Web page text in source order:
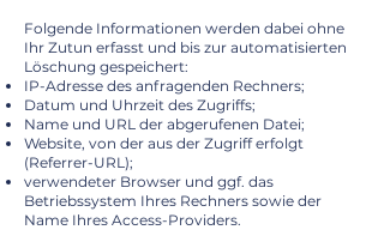
Folgende Informationen werden dabei ohne
Ihr Zutun erfasst und bis zur automatisierten
Löschung gespeichert:
IP-Adresse des anfragenden Rechners;
Datum und Uhrzeit des Zugriffs;
Name und URL der abgerufenen Datei;
Website, von der aus der Zugriff erfolgt
(Referrer-URL);
verwendeter Browser und ggf. das
Betriebssystem Ihres Rechners sowie der
Name Ihres Access-Providers.